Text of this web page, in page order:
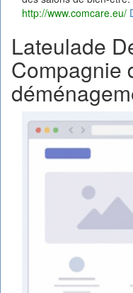
http://www.comcare.eu/
Lateulade
Compagnie